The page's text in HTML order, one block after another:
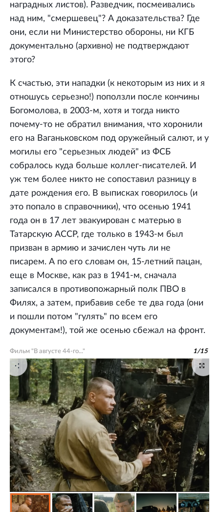
наградных листов). Разведчик, посмеивались
над ним, "смершевец"? А доказательства? Где
они, если ни Министерство обороны, ни КГБ
документально (архивно) не подтверждают
этого?
К счастью, эти нападки (к некоторым из них и я
отношусь серьезно!) поползли после кончины
Богомолова, в 2003-м, хотя и тогда никто
почему-то не обратил внимания, что хоронили
его на Ваганьковском под оружейный салют, и у
могилы его "серьезных людей" из ФСБ
собралось куда больше коллег-писателей. И
уж тем более никто не сопоставил разницу в
дате рождения его. В выписках говорилось (и
это попало в справочники), что осенью 1941
года он в 17 лет эвакуирован с матерью в
Татарскую АССР, где только в 1943-м был
призван в армию и зачислен чуть ли не
писарем. А по его словам он, 15-летний пацан,
еще в Москве, как раз в 1941-м, сначала
записался в противопожарный полк ПВО в
Филях, а затем, прибавив себе те два года (они
и пошли потом "гулять" по всем его
документам!), той же осенью сбежал на фронт.
Фильм "В августе 44-го..." 1/15